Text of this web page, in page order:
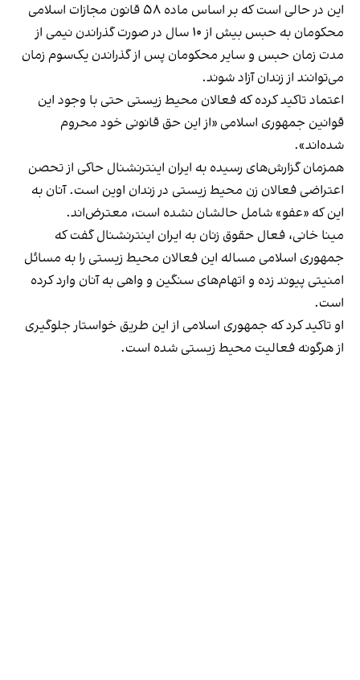
این در حالی است که بر اساس ماده ۵۸ قانون مجازات اسلامی
محکومان به حبس بیش از ۱۰ سال در صورت گذراندن نیمی از
مدت زمان حبس و سایر محکومان پس از گذراندن یک‌سوم زمان
می‌توانند از زندان آزاد شوند.
اعتماد تاکید کرده که فعالان محیط زیستی حتی با وجود این
قوانین جمهوری اسلامی «از این حق قانونی خود محروم
شده‌اند».
همزمان گزارش‌های رسیده به ایران اینترنشنال حاکی از تحصن
اعتراضی فعالان زن محیط زیستی در زندان اوین است. آنان به
این که «عفو» شامل حالشان نشده است، معترض‌اند.
مینا خانی، فعال حقوق زنان به ایران اینترنشنال گفت که
جمهوری اسلامی مساله این فعالان محیط زیستی را به مسائل
امنیتی پیوند زده و اتهام‌های سنگین و واهی به آنان وارد کرده
است.
او تاکید کرد که جمهوری اسلامی از این طریق خواستار جلوگیری
از هرگونه فعالیت محیط زیستی شده است.